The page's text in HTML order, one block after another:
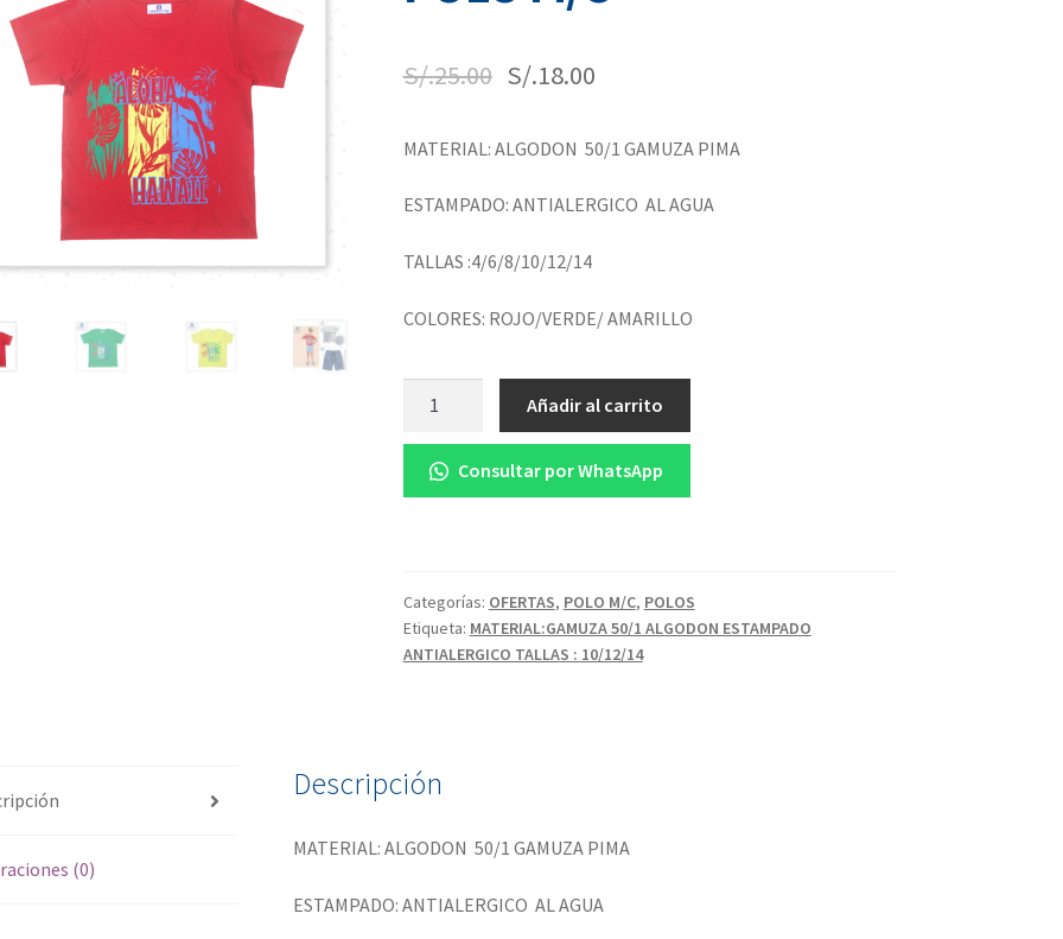
S/.25.00 S/.18.00
MATERIAL: ALGODON 50/1 GAMUZA PIMA
ESTAMPADO: ANTIALERGICO AL AGUA
TALLAS :4/6/8/10/12/14
COLORES: ROJO/VERDE/ AMARILLO
Añadir al carrito
Consultar por WhatsApp
Categorías: OFERTAS, POLO M/C, POLOS
Etiqueta: MATERIAL:GAMUZA 50/1 ALGODON ESTAMPADO
ANTIALERGICO TALLAS : 10/12/14
(0)
Descripción
MATERIAL: ALGODON 50/1 GAMUZA PIMA
ESTAMPADO: ANTIALERGICO AL AGUA